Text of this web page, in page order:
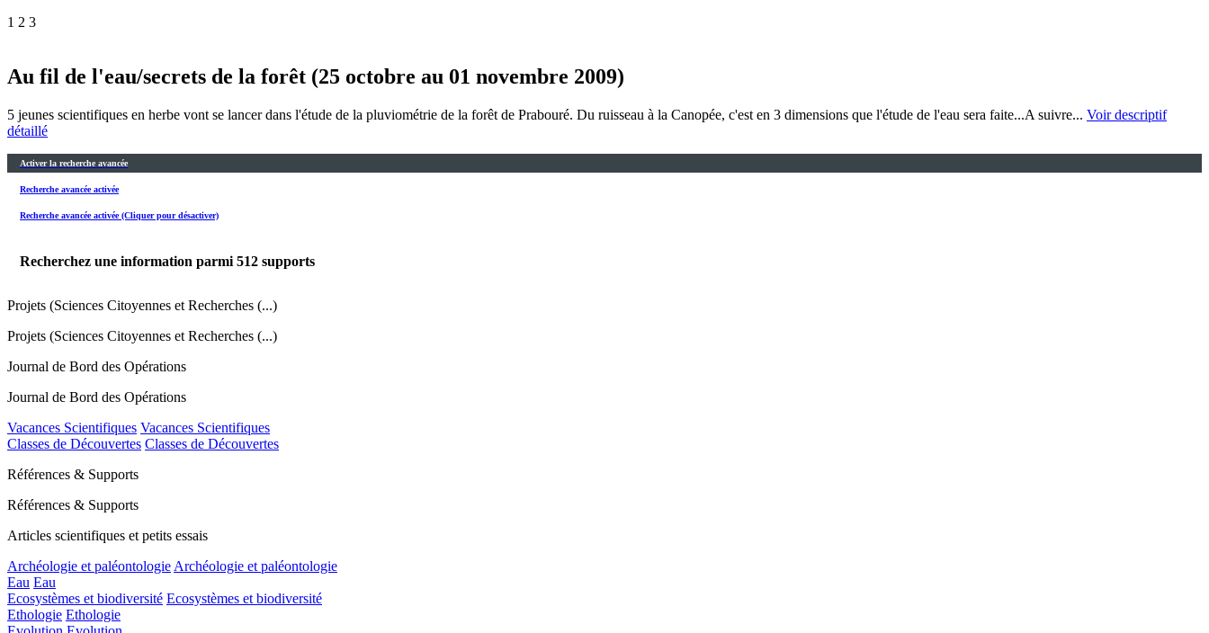
1 2 3
Au fil de l'eau/secrets de la forêt (25 octobre au 01 novembre 2009)
5 jeunes scientifiques en herbe vont se lancer dans l'étude de la pluviométrie de la forêt de Prabouré. Du ruisseau à la Canopée, c'est en 3 dimensions que l'étude de l'eau sera faite...A suivre... Voir descriptif
détaillé
Activer la recherche avancée
Recherche avancée activée
Recherche avancée activée (Cliquer pour désactiver)
Recherchez une information parmi 512 supports
Projets (Sciences Citoyennes et Recherches (...)
Projets (Sciences Citoyennes et Recherches (...)
Journal de Bord des Opérations
Journal de Bord des Opérations
Vacances Scientifiques Vacances Scientifiques
Classes de Découvertes Classes de Découvertes
Références & Supports
Références & Supports
Articles scientifiques et petits essais
Archéologie et paléontologie Archéologie et paléontologie
Eau Eau
Ecosystèmes et biodiversité Ecosystèmes et biodiversité
Ethologie Ethologie